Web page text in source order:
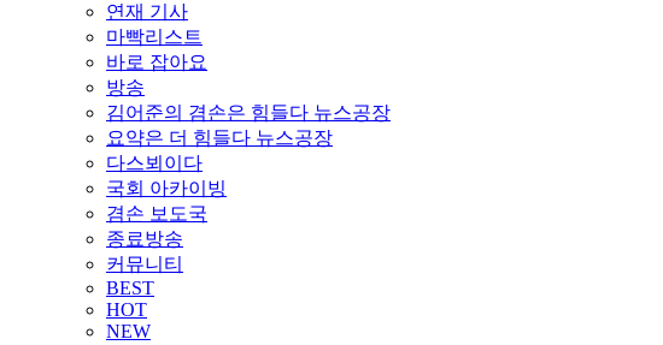
연재 기사
마빡리스트
바로 잡아요
방송
김어준의 겸손은 힘들다 뉴스공장
요약은 더 힘들다 뉴스공장
다스뵈이다
국회 아카이빙
겸손 보도국
종료방송
커뮤니티
BEST
HOT
NEW